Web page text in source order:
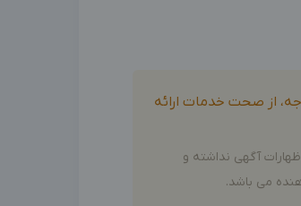
از صحت خدمات ارائه
آگهی نداشته و
می باشد.